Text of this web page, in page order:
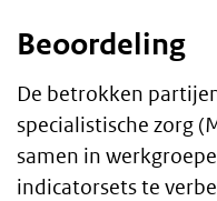
Beoordeling
De betrokken
specialistische zorg
samen in
indicatorsets te